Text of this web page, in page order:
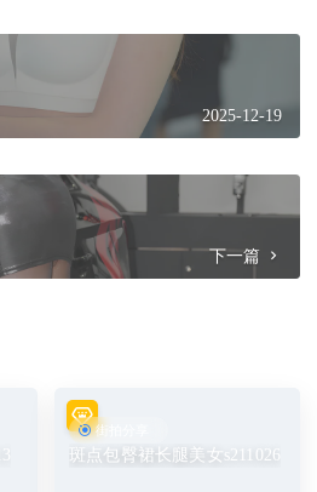
2025-12-19
下一篇
街拍分享
斑点包臀裙长腿美女s211026